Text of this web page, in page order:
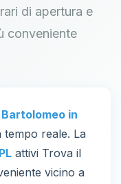
di apertura e
conveniente
in
reale. La
attivi Trova il
vicino a